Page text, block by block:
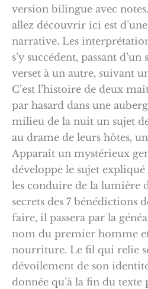
version bilingue avec
allez découvrir ici est
narrative. Les
s’y succédent, passant
verset à un autre, suivant
C’est l’histoire de deux
par hasard dans une
milieu de la nuit un sujet
au drame de leurs hôtes,
Apparaît un mystérieux
développe le sujet
les conduire de la lumière
secrets des 7 bénédictions
faire, il passera par la
nom du premier homme
nourriture. Le fil qui relie
dévoilement de son
donnée qu’à la fin du texte